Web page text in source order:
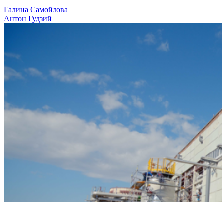
Галина Самойлова
Антон Гудзий